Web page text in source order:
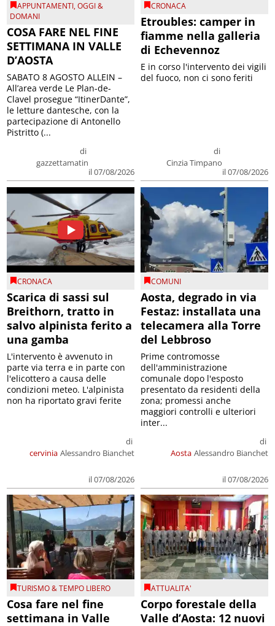
APPUNTAMENTI,OGGI &
DOMANI
COSA FARE NEL FINE
SETTIMANA IN VALLE
D’AOSTA
di
gazzettamatin
il 07/08/2026
SABATO 8 AGOSTO ALLEIN –
All’area verde Le Plan-de-
Clavel prosegue “ItinerDante”,
le letture dantesche, con la
partecipazione di Antonello
Pistritto (...
CRONACA
Etroubles: camper in
fiamme nella galleria
di Echevennoz
di
Cinzia Timpano
il 07/08/2026
E in corso l'intervento dei vigili
del fuoco, non ci sono feriti
CRONACA
Scarica di sassi sul
Breithorn, tratto in
salvo alpinista ferito a
una gamba
cervinia
di
Alessandro Bianchet
il 07/08/2026
L'intervento è avvenuto in
parte via terra e in parte con
l'elicottero a causa delle
condizioni meteo. L'alpinista
non ha riportato gravi ferite
COMUNI
Aosta, degrado in via
Festaz: installata una
telecamera alla Torre
del Lebbroso
Aosta
di
Alessandro Bianchet
il 07/08/2026
Prime contromosse
dell'amministrazione
comunale dopo l'esposto
presentato da residenti della
zona; promessi anche
maggiori controlli e ulteriori
inter...
TURISMO & TEMPO LIBERO
Cosa fare nel fine
settimana in Valle
ATTUALITA'
Corpo forestale della
Valle d’Aosta: 12 nuovi